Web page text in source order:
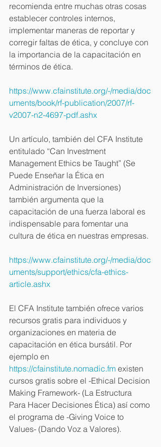
recomienda entre muchas otras cosas
establecer controles internos,
implementar maneras de reportar y
corregir faltas de ética, y concluye con
la importancia de la capacitación en
términos de ética.
https://www.cfainstitute.org/-/media/doc
uments/book/rf-publication/2007/rf-
v2007-n2-4697-pdf.ashx
Un artículo, también del CFA Institute
entitulado “Can Investment
Management Ethics be Taught” (Se
Puede Enseñar la Ética en
Administración de Inversiones)
también argumenta que la
capacitación de una fuerza laboral es
indispensable para fomentar una
cultura de ética en nuestras empresas.
https://www.cfainstitute.org/-/media/doc
uments/support/ethics/cfa-ethics-
article.ashx
El CFA Institute también ofrece varios
recursos gratis para individuos y
organizaciones en materia de
capacitación en ética bursátil. Por
ejemplo en
https://cfainstitute.nomadic.fm existen
cursos gratis sobre el -Ethical Decision
Making Framework- (La Estructura
Para Hacer Decisiones Ética) así como
el programa de -Giving Voice to
Values- (Dando Voz a Valores).